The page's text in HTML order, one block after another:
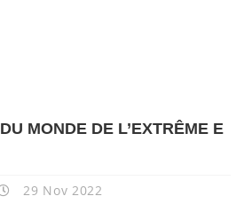
MONDE DE L’EXTRÊME E
29 Nov 2022